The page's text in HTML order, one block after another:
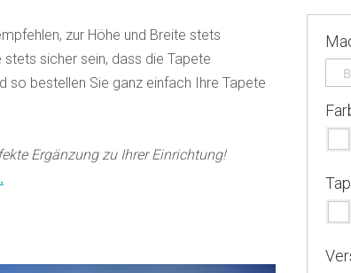
zur Höhe und Breite stets
sicher sein, dass die Tapete
so bestellen Sie ganz einfach Ihre Tapete
Ergänzung zu Ihrer Einrichtung!